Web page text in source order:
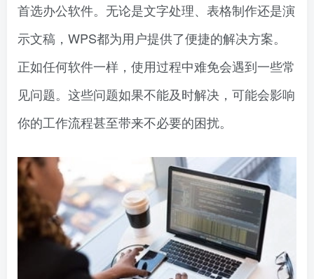
首选办公软件。无论是文字处理、表格制作还是演
示文稿，WPS都为用户提供了便捷的解决方案。
正如任何软件一样，使用过程中难免会遇到一些常
见问题。这些问题如果不能及时解决，可能会影响
你的工作流程甚至带来不必要的困扰。